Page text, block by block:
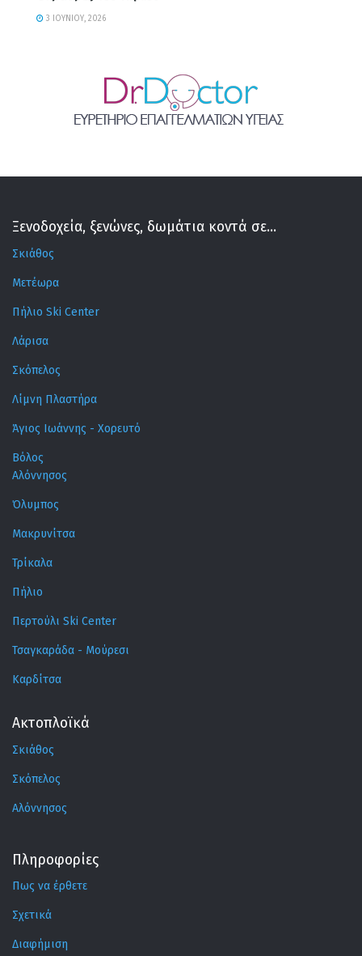
3 ΙΟΥΝΊΟΥ, 2026
Ξενοδοχεία, ξενώνες, δωμάτια κοντά σε...
Σκιάθος
Μετέωρα
Πήλιο Ski Center
Λάρισα
Σκόπελος
Λίμνη Πλαστήρα
Άγιος Ιωάννης - Χορευτό
Βόλος
Αλόννησος
Όλυμπος
Μακρυνίτσα
Τρίκαλα
Πήλιο
Περτούλι Ski Center
Τσαγκαράδα - Μούρεσι
Καρδίτσα
Ακτοπλοϊκά
Σκιάθος
Σκόπελος
Αλόννησος
Πληροφορίες
Πως να έρθετε
Σχετικά
Διαφήμιση